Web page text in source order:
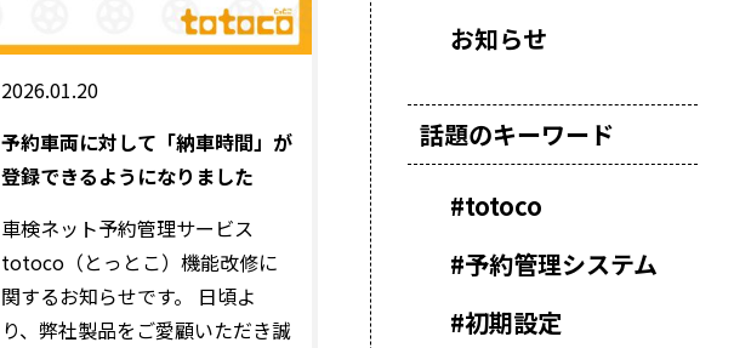
2026.01.20
予約車両に対して「納車時間」が
登録できるようになりました
車検ネット予約管理サービス
totoco（とっとこ）機能改修に
関するお知らせです。 日頃よ
り、弊社製品をご愛顧いただき誠
お知らせ
話題のキーワード
#totoco
#予約管理システム
#初期設定